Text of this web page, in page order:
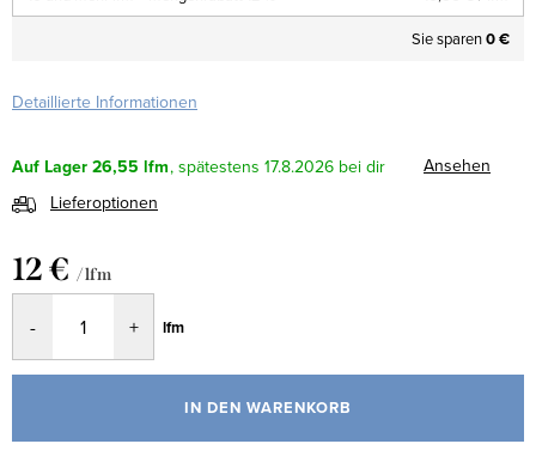
Sie sparen0 €
Detaillierte Informationen
Auf Lager26,55 lfm 17.8.2026
Ansehen
Lieferoptionen
12 € / lfm
lfm
IN DEN WARENKORB